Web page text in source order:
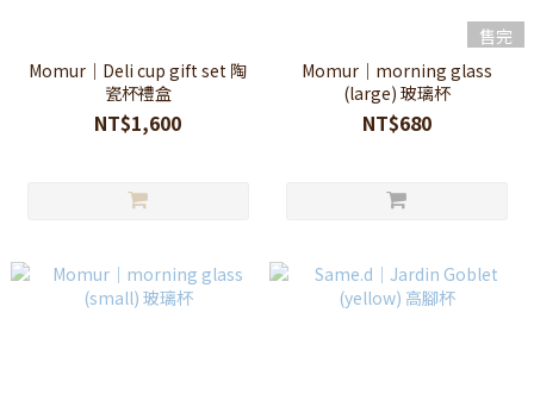
Momur｜Deli cup gift set 陶
瓷杯禮盒
NT$1,600
售完
Momur｜morning glass
(large) 玻璃杯
NT$680